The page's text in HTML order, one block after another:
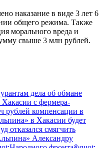
наказание в виде 3 лет 6
общего режима. Также
морального вреда и
свыше 3 млн рублей.
дела об обмане
с фермера-
рублей компенсации в
в Хакасии будет
отказался смягчить
Александру